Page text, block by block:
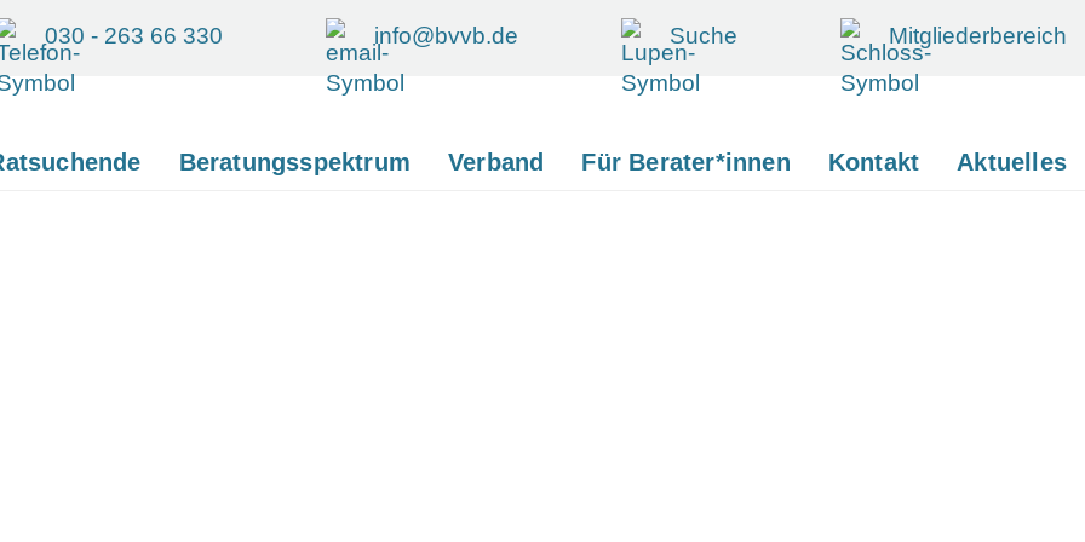
030 - 263 66 330 info@bvvb.de Suche Mitgliederbereich
Beratungsspektrum Verband Für Berater*innen Kontakt Aktuelles